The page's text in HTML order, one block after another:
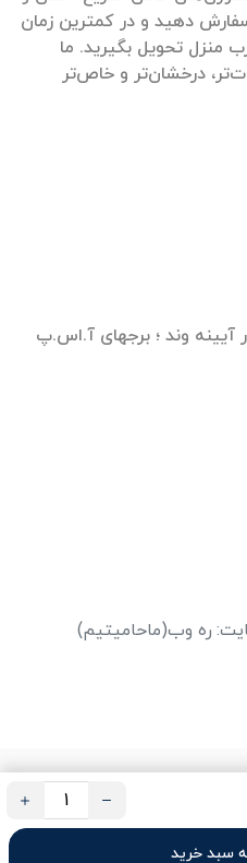
سبد خرید
دهید و در کمترین زمان
منزل تحویل بگیرید. ما
درخشان‌تر و خاص‌تر
آیینه وند ؛ برجهای آ.اس.پ
: ره وب(ماحامیتیم)